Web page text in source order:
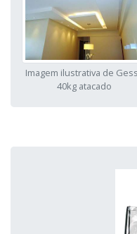
Imagem ilustrativa de
40kg atacado